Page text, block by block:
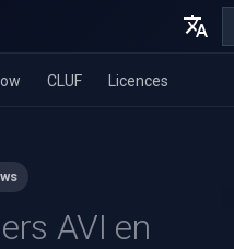
English
CLUF Licences
AVI en